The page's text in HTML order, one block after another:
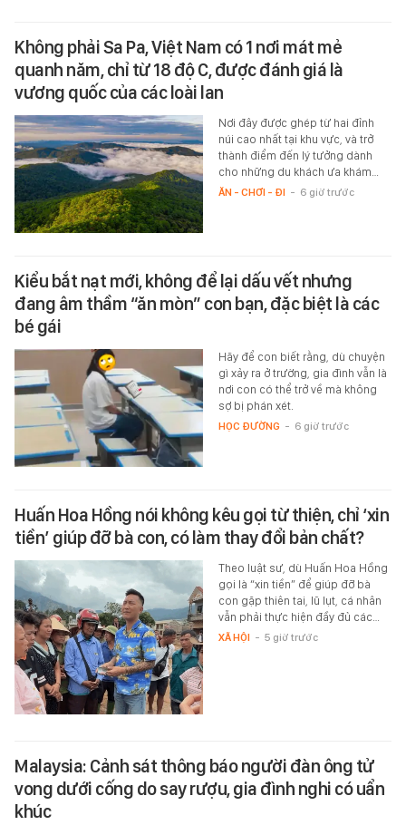
Không phải Sa Pa, Việt Nam có 1 nơi mát mẻ
quanh năm, chỉ từ 18 độ C, được đánh giá là
vương quốc của các loài lan
Nơi đây được ghép từ hai đỉnh
núi cao nhất tại khu vực, và trở
thành điểm đến lý tưởng dành
cho những du khách ưa khám…
ĂN - CHƠI - ĐI - 6 giờ trước
Kiểu bắt nạt mới, không để lại dấu vết nhưng
đang âm thầm “ăn mòn” con bạn, đặc biệt là các
bé gái
Hãy để con biết rằng, dù chuyện
gì xảy ra ở trường, gia đình vẫn là
nơi con có thể trở về mà không
sợ bị phán xét.
HỌC ĐƯỜNG - 6 giờ trước
Huấn Hoa Hồng nói không kêu gọi từ thiện, chỉ ‘xin
tiền’ giúp đỡ bà con, có làm thay đổi bản chất?
Theo luật sư, dù Huấn Hoa Hồng
gọi là “xin tiền” để giúp đỡ bà
con gặp thiên tai, lũ lụt, cá nhân
vẫn phải thực hiện đầy đủ các…
XÃ HỘI - 5 giờ trước
Malaysia: Cảnh sát thông báo người đàn ông tử
vong dưới cống do say rượu, gia đình nghi có uẩn
khúc